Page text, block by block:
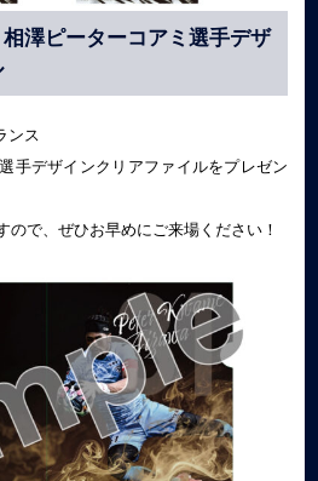
澤ピーターコアミ選手デザ
ンス
手デザインクリアファイルをプレゼン
ので、ぜひお早めにご来場ください！